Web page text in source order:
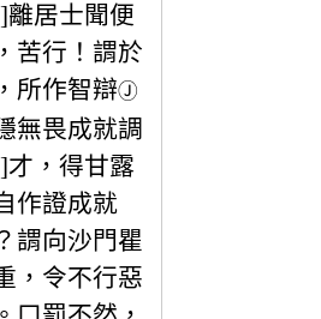
居士聞便
苦行！謂於
所作智辯Ⓙ
無畏成就調
，得甘露
作證成就
謂向沙門瞿
，令不行惡